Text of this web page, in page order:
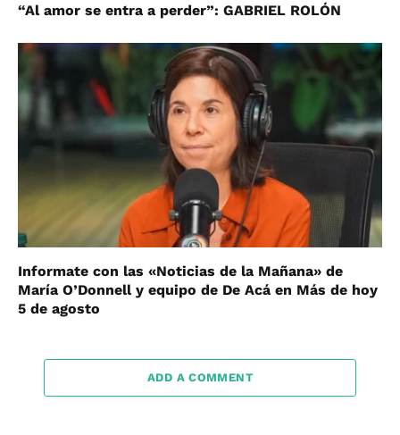
“Al amor se entra a perder”: GABRIEL ROLÓN
Informate con las «Noticias de la Mañana» de
María O’Donnell y equipo de De Acá en Más de hoy
5 de agosto
ADD A COMMENT